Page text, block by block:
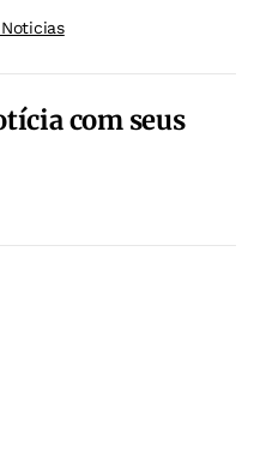
Noticias
com seus